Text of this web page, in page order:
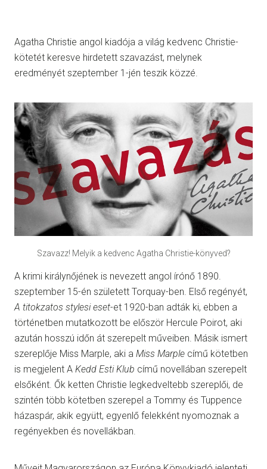
Agatha Christie angol kiadója a világ kedvenc Christie-
kötetét keresve hirdetett szavazást, melynek
eredményét szeptember 1-jén teszik közzé.
Szavazz! Melyik a kedvenc Agatha Christie-könyved?
A krimi királynőjének is nevezett angol írónő 1890.
szeptember 15-én született Torquay-ben. Első regényét,
A titokzatos stylesi eset-et 1920-ban adták ki, ebben a
történetben mutatkozott be először Hercule Poirot, aki
azután hosszú időn át szerepelt műveiben. Másik ismert
szereplője Miss Marple, aki a Miss Marple című kötetben
is megjelent A Kedd Esti Klub című novellában szerepelt
elsőként. Ők ketten Christie legkedveltebb szereplői, de
szintén több kötetben szerepel a Tommy és Tuppence
házaspár, akik együtt, egyenlő felekként nyomoznak a
regényekben és novellákban.